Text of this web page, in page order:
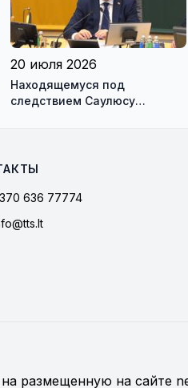
20 июля 2026
Находящемуся под
следствием Саулюсу
636 77774
размещенную на сайте